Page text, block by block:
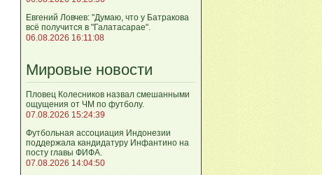
Евгений Ловчев: "Думаю, что у Батракова
всё получится в "Галатасарае".
06.08.2026 16:11:08
Мировые новости
Пловец Колесников назвал смешанными
ощущения от ЧМ по футболу.
07.08.2026 15:24:39
Футбольная ассоциация Индонезии
поддержала кандидатуру Инфантино на
посту главы ФИФА.
07.08.2026 14:04:50